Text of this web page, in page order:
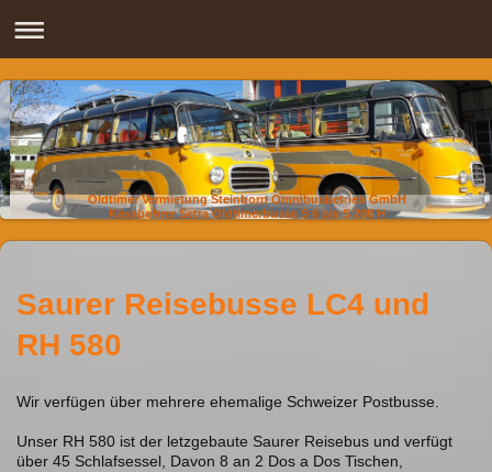
Oldtimer Vermietung Steinborn Omnibusbetrieb GmbH
Kässbohrer Setra Oldtimerbusse S 6 bis S 208 H
Saurer Reisebusse LC4 und
RH 580
Wir verfügen über mehrere ehemalige Schweizer Postbusse.
Unser RH 580 ist der letzgebaute Saurer Reisebus und verfügt
über 45 Schlafsessel, Davon 8 an 2 Dos a Dos Tischen,